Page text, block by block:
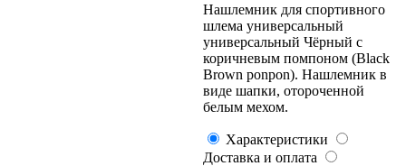
Нашлемник для спортивного
шлема универсальный
универсальный Чёрный с
коричневым помпоном (Black
Brown ponpon). Нашлемник в
виде шапки, отороченной
белым мехом.
Характеристики
Доставка и оплата